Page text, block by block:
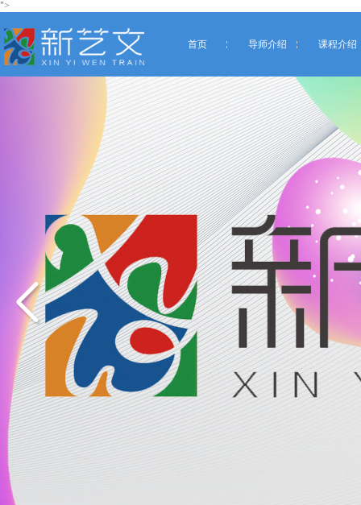
">
首页 导师介绍 课程介绍